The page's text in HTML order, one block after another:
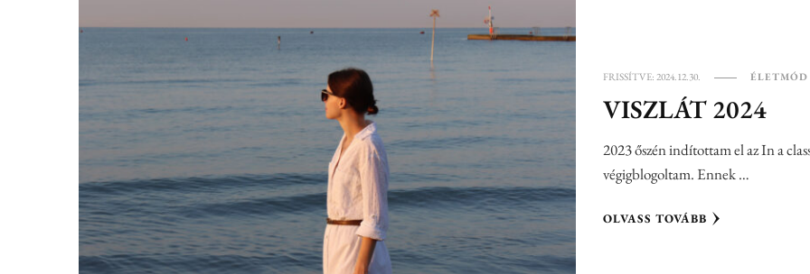
FRISSÍTVE: 2024.12.30. ÉLETMÓD
VISZLÁT 2024
2023 őszén indítottam el az In a
végigblogoltam. Ennek …
OLVASS TOVÁBB